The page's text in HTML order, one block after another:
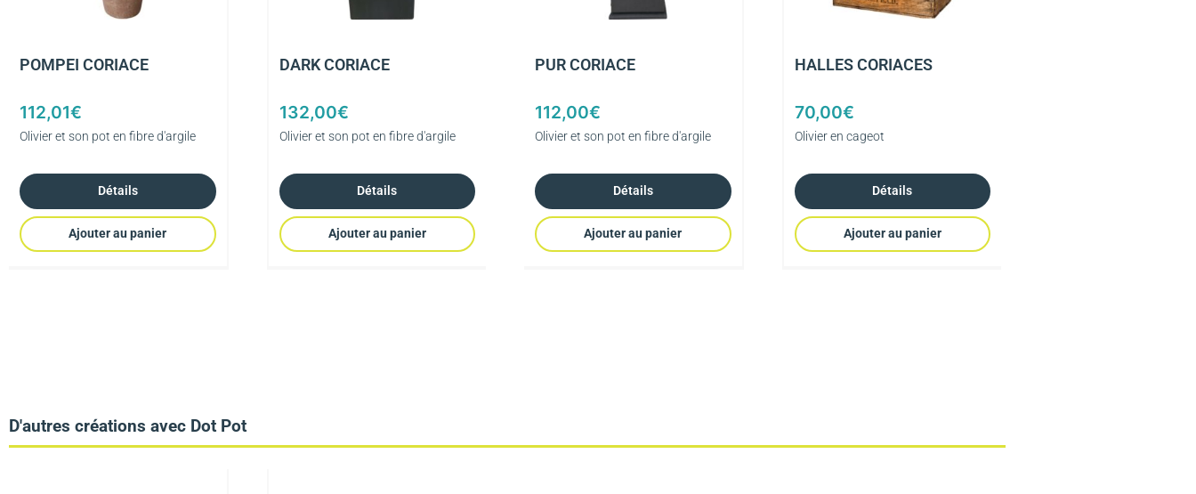
POMPEI CORIACE
112,01€
Olivier et son pot en fibre d'argile
Détails
Ajouter au panier
DARK CORIACE
132,00€
Olivier et son pot en fibre d'argile
Détails
Ajouter au panier
PUR CORIACE
112,00€
Olivier et son pot en fibre d'argile
Détails
Ajouter au panier
HALLES CORIACES
70,00€
Olivier en cageot
Détails
Ajouter au panier
D'autres créations avec Dot Pot